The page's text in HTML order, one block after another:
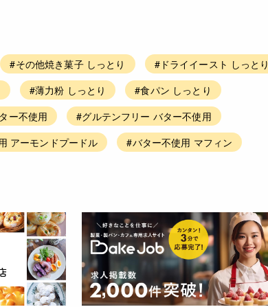
#その他焼き菓子 しっとり
#ドライイースト しっとり
#薄力粉 しっとり
#食パン しっとり
ー不使用
#グルテンフリー バター不使用
アーモンドプードル
#バター不使用 マフィン